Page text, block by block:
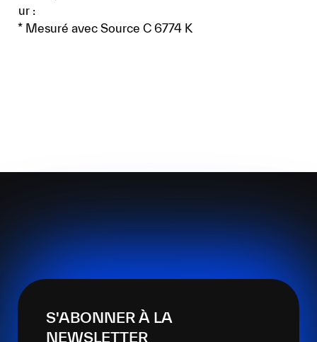
ur :
* Mesuré avec Source C 6774 K
S'ABONNER À LA
NEWSLETTER